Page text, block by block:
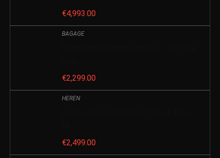
€4,993.00
BAGAGE
€2,299.00
HEREN
€2,499.00